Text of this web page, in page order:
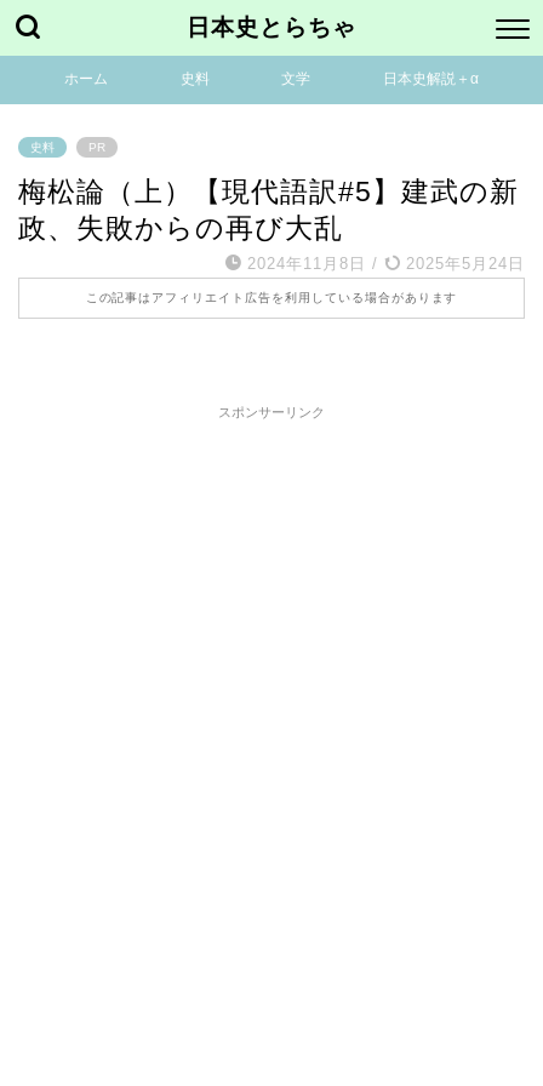
日本史とらちゃ
ホーム 史料 文学 日本史解説＋α
史料 PR
梅松論（上）【現代語訳#5】建武の新
政、失敗からの再び大乱
2024年11月8日 / 2025年5月24日
この記事はアフィリエイト広告を利用している場合があります
スポンサーリンク